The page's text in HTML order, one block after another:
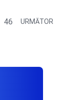
46 URMĂTOR